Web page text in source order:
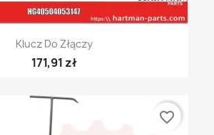
Klucz Do Złączy
171,91 zł
favorite_border